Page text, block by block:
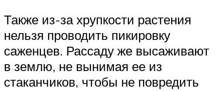
Также из-за хрупкости растения
нельзя проводить пикировку
саженцев. Рассаду же высаживают
в землю, не вынимая ее из
стаканчиков, чтобы не повредить